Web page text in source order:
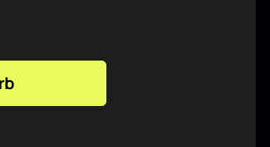
gewünschten Wert